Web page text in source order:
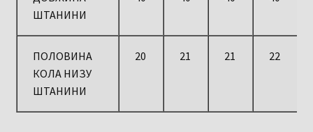
ШТАНИНИ
ПОЛОВИНА
КОЛА НИЗУ
ШТАНИНИ
20 21 21 22